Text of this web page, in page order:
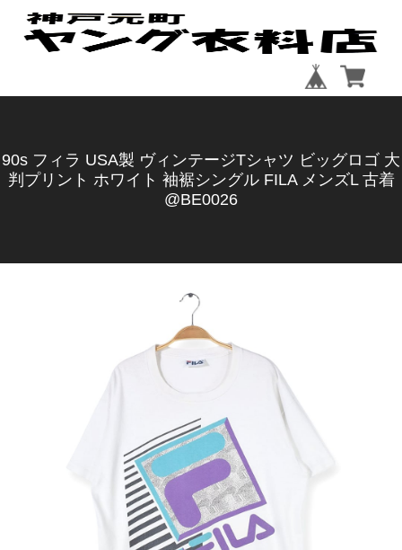
90s フィラ USA製 ヴィンテージTシャツ ビッグロゴ 大
判プリント ホワイト 袖裾シングル FILA メンズL 古着
@BE0026